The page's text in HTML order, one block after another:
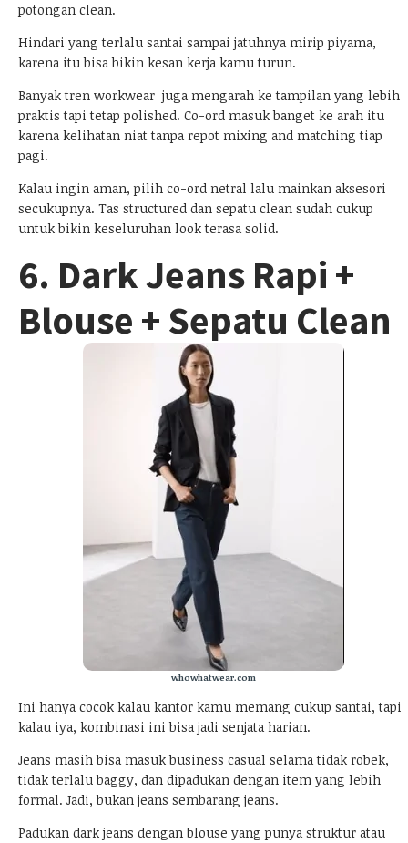
potongan clean.
Hindari yang terlalu santai sampai jatuhnya mirip piyama,
karena itu bisa bikin kesan kerja kamu turun.
Banyak tren workwear juga mengarah ke tampilan yang lebih
praktis tapi tetap polished. Co-ord masuk banget ke arah itu
karena kelihatan niat tanpa repot mixing and matching tiap
pagi.
Kalau ingin aman, pilih co-ord netral lalu mainkan aksesori
secukupnya. Tas structured dan sepatu clean sudah cukup
untuk bikin keseluruhan look terasa solid.
6. Dark Jeans Rapi +
Blouse + Sepatu Clean
whowhatwear.com
Ini hanya cocok kalau kantor kamu memang cukup santai, tapi
kalau iya, kombinasi ini bisa jadi senjata harian.
Jeans masih bisa masuk business casual selama tidak robek,
tidak terlalu baggy, dan dipadukan dengan item yang lebih
formal. Jadi, bukan jeans sembarang jeans.
Padukan dark jeans dengan blouse yang punya struktur atau